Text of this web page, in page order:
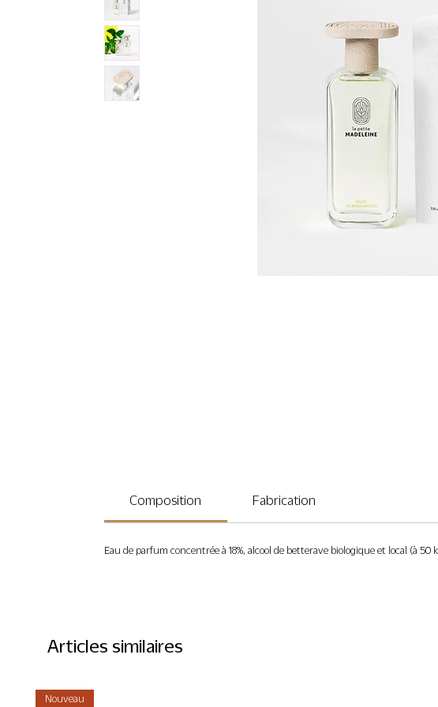
Composition Fabrication
Eau de parfum concentrée à 18%, alcool de betterave biologique et local (à
Articles similaires
Nouveau